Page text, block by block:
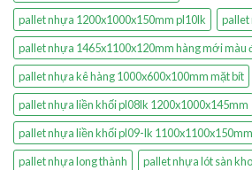
pallet nhựa 1200x1000x150mm pl10lk
pallet
pallet nhựa 1465x1100x120mm hàng mới màu
pallet nhựa kê hàng 1000x600x100mm mặt bít
pallet nhựa liền khối pl08lk 1200x1000x145mm
pallet nhựa liền khối pl09-lk 1100x1100x150mm
pallet nhựa long thành
pallet nhựa lót sàn kho